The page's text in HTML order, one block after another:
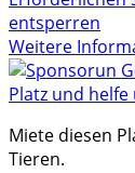
entsperren
Weitere
Miete diesen
Tieren.